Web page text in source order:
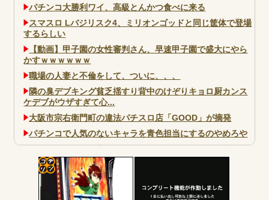
パチンコ大勝利ワイ、高級とんかつ食べに来る
スマスロ Lバジリスク4、ミリオンゴッドと同じ筐体で登場
するらしい
【動画】甲子園の女性審判さん、早速甲子園で盛大にやら
かすｗｗｗｗｗｗ
職場の人妻と不倫をして、ついに、、、
隣の臭デブキング貧乏揺すり背中のけぞりキョロ厨カンス
ケデブがウザすぎて心...
大阪市宗右衛門町の違法パチスロ店「GOOD」が摘発
パチンコで人気のないキャラを青色担当にするのやめろや
「今までありがとう」と...
無職のパチンコカス(22)なんやが、ワイの人生どれくらい
ヤバいか教えて？...